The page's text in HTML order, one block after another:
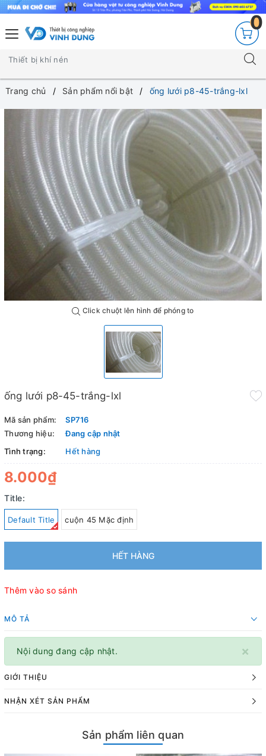
0
Trang chủ Sản phẩm nổi bật ống lưới p8-45-trắng-lxl
Click chuột lên hình để phóng to
ống lưới p8-45-trắng-lxl
Mã sản phẩm:
SP716
Thương hiệu:
Đang cập nhật
Tình trạng:
Hết hàng
8.000₫
Title:
Default Title cuộn 45 Mặc định
HẾT HÀNG
Thêm vào so sánh
MÔ TẢ
×
Nội dung đang cập nhật.
GIỚI THIỆU
NHẬN XÉT SẢN PHẨM
Sản phẩm liên quan